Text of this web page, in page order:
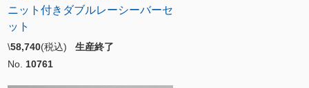
ニット付きダブルレーシーバーセ
ット
\58,740(税込) 生産終了
No. 10761